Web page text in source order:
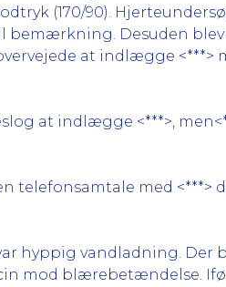
(170/90).
Desuden
at indlægge <***>
at indlægge <***>,
med <***>
hyppig vandladning. Der
mod blærebetændelse.